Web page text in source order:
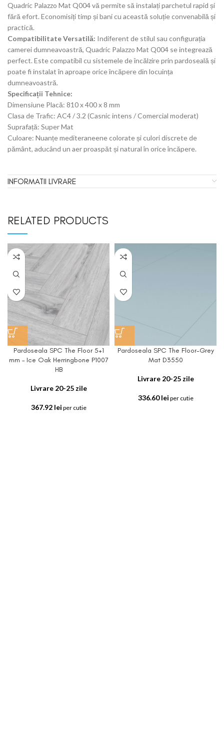
Quadric Palazzo Mat Q004 vă permite să instalați parchetul rapid și
fără efort. Economisiți timp și bani cu această soluție convenabilă și
practică.
Compatibilitate Versatilă: Indiferent de stilul sau configurația
camerei dumneavoastră, Quadric Palazzo Mat Q004 se integrează
perfect. Este compatibil cu sistemele de încălzire prin pardoseală și
poate fi instalat în aproape orice încăpere din locuința
dumneavoastră.
Specificații Tehnice:
Dimensiune Placă: 810 x 400 x 8 mm
Clasa de Trafic: AC4 / 3.2 (Casnic intens / Comercial moderat)
Suprafață: Super Mat
Culoare: Nuanțe mediteraneene colorate și culori discrete de
pământ, aducând un aer proaspăt și natural în orice încăpere.
INFORMATII LIVRARE
RELATED PRODUCTS
Pardoseala SPC The Floor 5+1
mm – Ice Oak Herringbone P1007
HB
Livrare 20-25 zile
367.92lei per cutie
Pardoseala SPC The Floor-Grey
Mat D3550
Livrare 20-25 zile
336.60lei per cutie